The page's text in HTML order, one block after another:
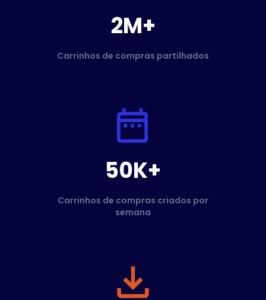
2M+
Carrinhos de compras partilhados
50K+
Carrinhos de compras criados por
semana